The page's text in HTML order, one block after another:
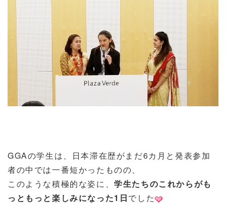
GGAの学生は、日本滞在歴がまだ6カ月と発表参加
者の中では一番短かったものの、
このような積極的な姿に、学生たちのこれからがも
っともっと楽しみになった1日でした